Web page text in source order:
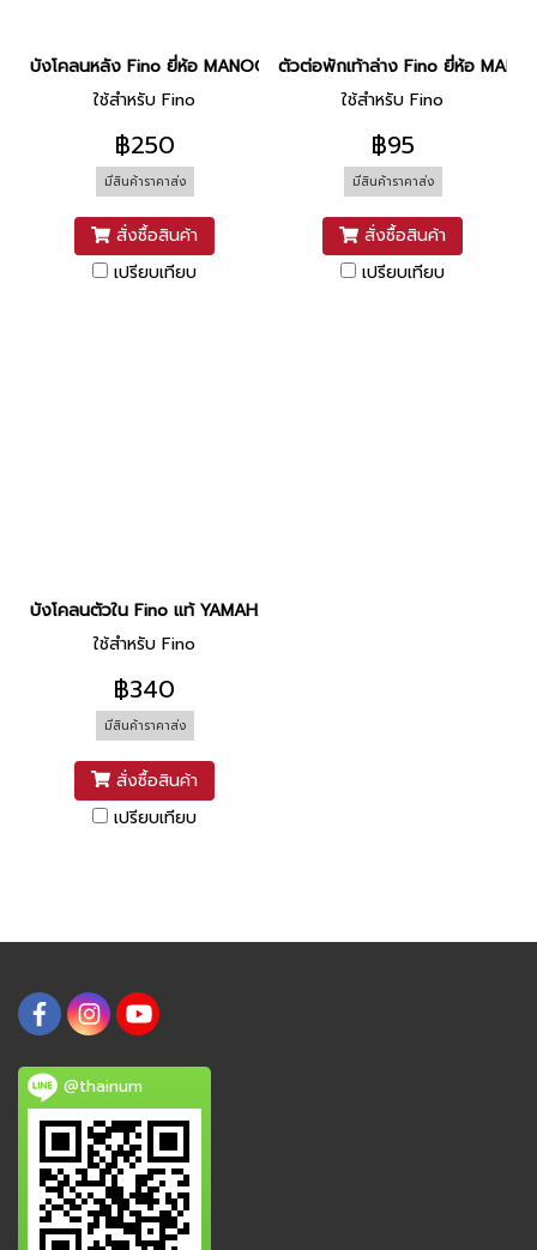
บังโคลนหลัง Fino ยี่ห้อ MANOO
ใช้สำหรับ Fino
฿250
มีสินค้าราคาส่ง
สั่งซื้อสินค้า
เปรียบเทียบ
ตัวต่อพักเท้าล่าง Fino ยี่ห้อ
ใช้สำหรับ Fino
฿95
มีสินค้าราคาส่ง
สั่งซื้อสินค้า
เปรียบเทียบ
บังโคลนตัวใน Fino แท้ YAMAHA
ใช้สำหรับ Fino
฿340
มีสินค้าราคาส่ง
สั่งซื้อสินค้า
เปรียบเทียบ
@thainum